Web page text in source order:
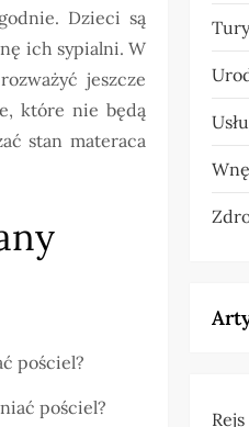
Dzieci są
ich sypialni. W
jeszcze
które nie będą
stan materaca
pościel?